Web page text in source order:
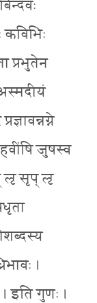
कविभिः
प्रभुतेन
हवींषि जुषस्व
लृ सृप् लृ
।
इति गुणः ।